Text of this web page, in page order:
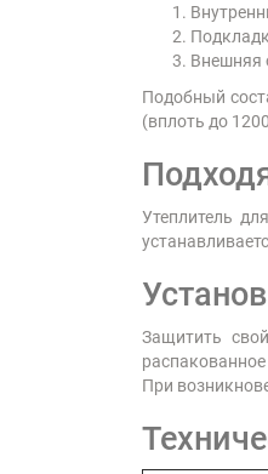
Внешняя
Подобный
(вплоть до
Утеплитель
Защитить
При